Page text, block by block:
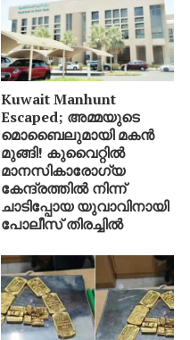
Kuwait Manhunt
Escaped; അമ്മയുടെ
മൊബൈലുമായി മകൻ
മുങ്ങി! കുവൈറ്റിൽ
മാനസികാരോഗ്യ
കേന്ദ്രത്തിൽ നിന്ന്
ചാടിപ്പോയ യുവാവിനായി
പോലീസ് തിരച്ചിൽ